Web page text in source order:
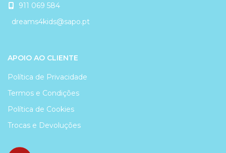
911 069 584
dreams4kids@sapo.pt
APOIO AO CLIENTE
Política de Privacidade
Termos e Condições
Política de Cookies
Trocas e Devoluções